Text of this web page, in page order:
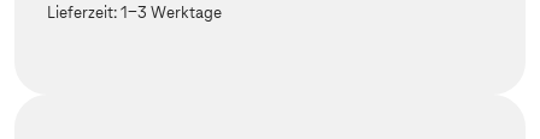
Lieferzeit:1-3 Werktage